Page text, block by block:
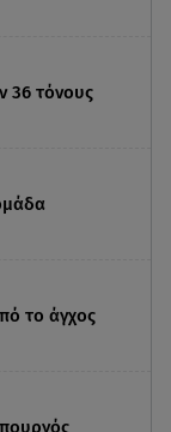
36 τόνους
το άγχος